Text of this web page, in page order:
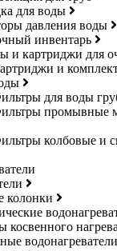
для воды
давления воды
инвентарь
и картриджи для
и
для воды
промывные
колбовые и
колонки
косвенного нагрева
водонагреватели